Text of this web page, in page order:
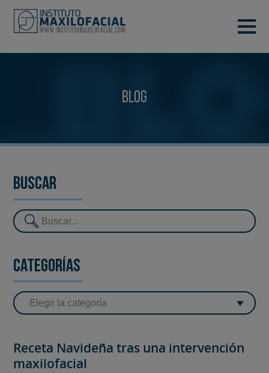
Blog
Buscar
Categorías
Receta Navideña tras una intervención
maxilofacial